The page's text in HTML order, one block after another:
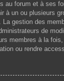
au forum et à ses
à un ou plusieurs
gestion des
de
membres à la fois,
ou rendre